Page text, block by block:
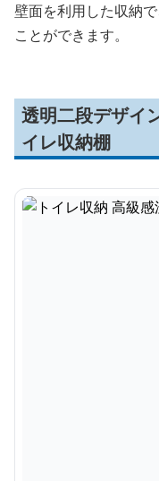
壁面を利用した収納
ことができます。
透明二段デザイ
イレ収納棚